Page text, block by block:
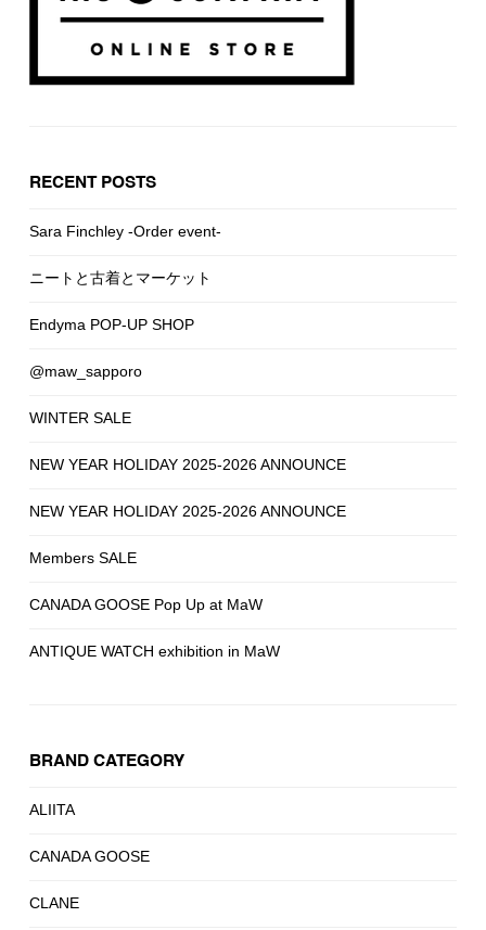
RECENT POSTS
Sara Finchley -Order event-
ニートと古着とマーケット
Endyma POP-UP SHOP
@maw_sapporo
WINTER SALE
NEW YEAR HOLIDAY 2025-2026 ANNOUNCE
NEW YEAR HOLIDAY 2025-2026 ANNOUNCE
Members SALE
CANADA GOOSE Pop Up at MaW
ANTIQUE WATCH exhibition in MaW
BRAND CATEGORY
ALIITA
CANADA GOOSE
CLANE